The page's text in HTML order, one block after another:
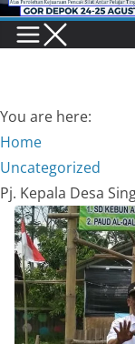
You are here:
Home
Uncategorized
Pj. Kepala Desa